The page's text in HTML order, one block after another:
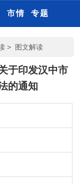
市情 专题
> 图文解读
于印发汉中市
的通知